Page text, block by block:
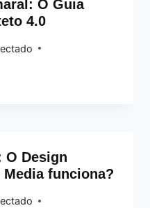
O Guia
4.0
Design
funciona?